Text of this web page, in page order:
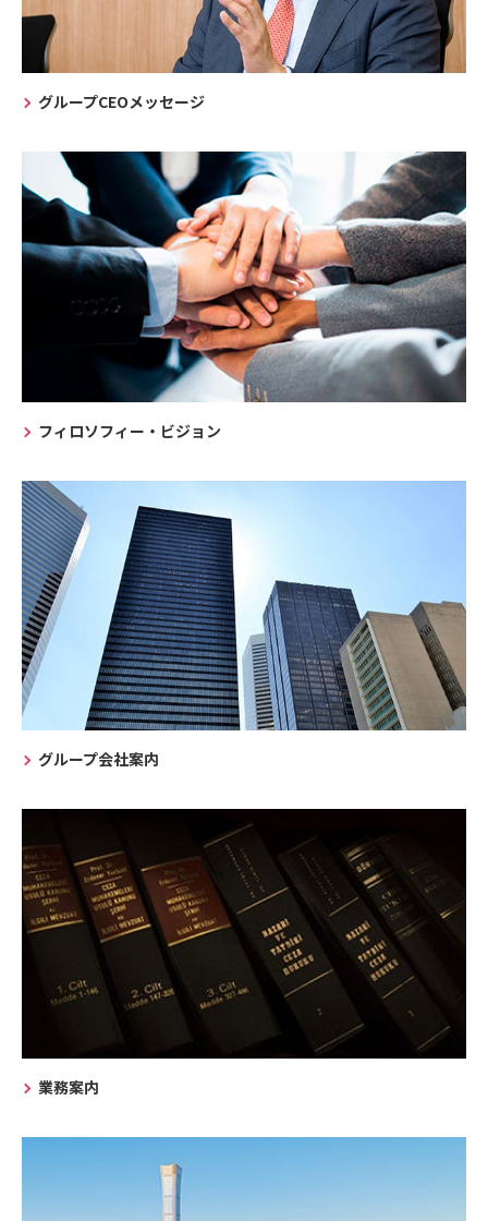
グループCEOメッセージ
フィロソフィー・ビジョン
グループ会社案内
業務案内